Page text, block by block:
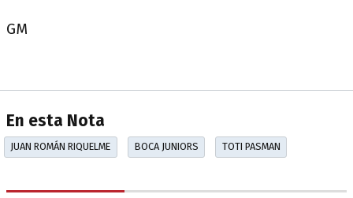
GM
En esta Nota
JUAN ROMÁN RIQUELME BOCA JUNIORS TOTI PASMAN